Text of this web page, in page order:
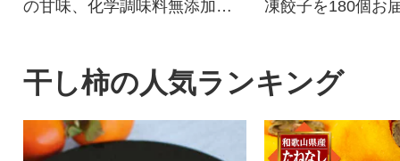
の甘味、化学調味料無添加の
凍餃子を180個お
黒豚餃子を、是非
楽しみ下さい!!
干し柿の人気ランキング